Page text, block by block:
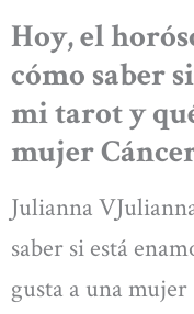
Hoy, el
cómo saber
mi tarot y
mujer
Julianna
saber si está
gusta a una